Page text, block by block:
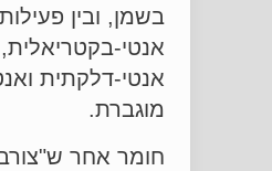
בשמן, ובין פעילות
אנטי-בקטריאלית,
אנטי-דלקתית
מוגברת.
חומר אחר